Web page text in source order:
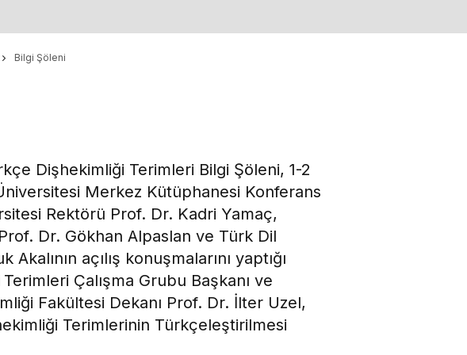
Bilgi Şöleni
Dişhekimliği Terimleri Bilgi Şöleni, 1-2
Merkez Kütüphanesi Konferans
Rektörü Prof. Dr. Kadri Yamaç,
Dr. Gökhan Alpaslan ve Türk Dil
açılış konuşmalarını yaptığı
Çalışma Grubu Başkanı ve
Fakültesi Dekanı Prof. Dr. İlter Uzel,
Terimlerinin Türkçeleştirilmesi